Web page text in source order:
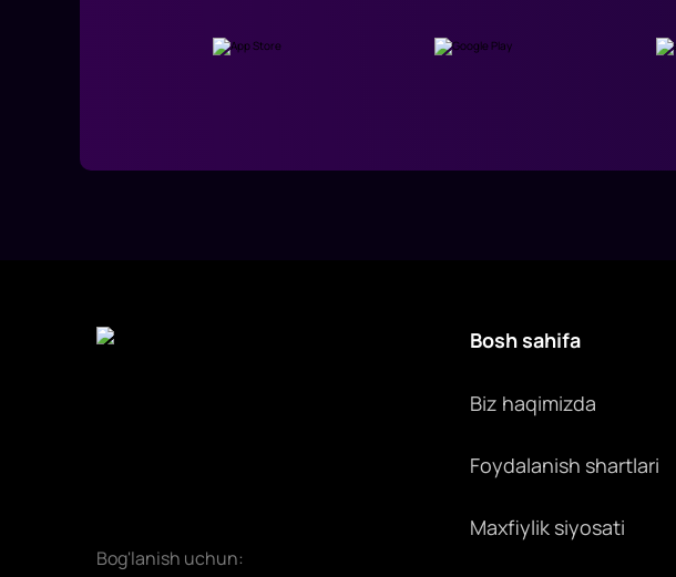
Bog'lanish uchun:
Bosh sahifa
Biz haqimizda
Foydalanish shartlari
Maxfiylik siyosati